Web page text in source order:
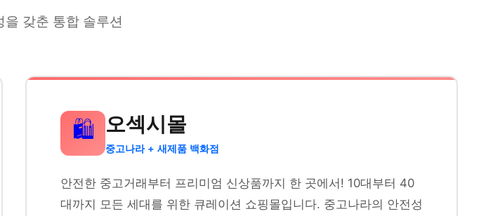
을 갖춘 통합 솔루션
🛍️ 오섹시몰
중고나라 + 새제품 백화점
안전한 중고거래부터 프리미엄 신상품까지 한 곳에서! 10대부터 40
대까지 모든 세대를 위한 큐레이션 쇼핑몰입니다. 중고나라의 안전성